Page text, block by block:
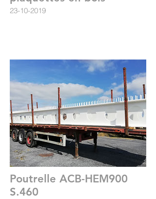
23-10-2019
Poutrelle ACB-HEM900
S.460